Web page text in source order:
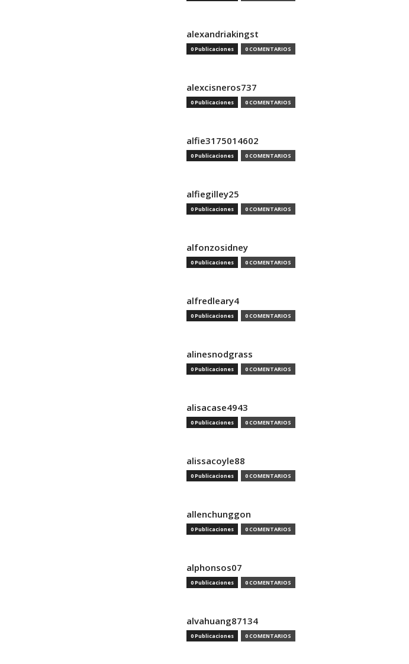
alexandriakingst
0 Publicaciones 0 COMENTARIOS
alexcisneros737
0 Publicaciones 0 COMENTARIOS
alfie3175014602
0 Publicaciones 0 COMENTARIOS
alfiegilley25
0 Publicaciones 0 COMENTARIOS
alfonzosidney
0 Publicaciones 0 COMENTARIOS
alfredleary4
0 Publicaciones 0 COMENTARIOS
alinesnodgrass
0 Publicaciones 0 COMENTARIOS
alisacase4943
0 Publicaciones 0 COMENTARIOS
alissacoyle88
0 Publicaciones 0 COMENTARIOS
allenchunggon
0 Publicaciones 0 COMENTARIOS
alphonsos07
0 Publicaciones 0 COMENTARIOS
alvahuang87134
0 Publicaciones 0 COMENTARIOS